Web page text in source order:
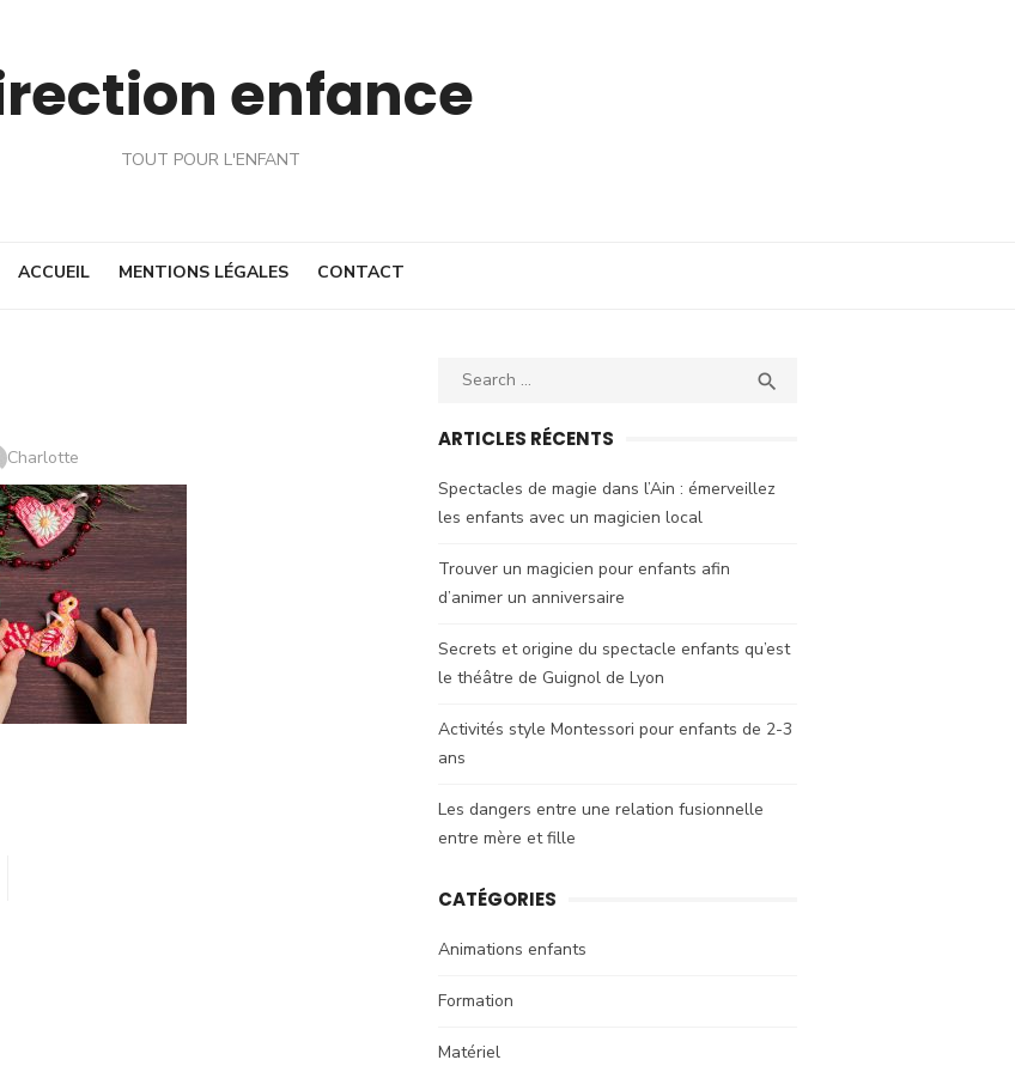
enfance
TOUT POUR L'ENFANT
ACCUEIL MENTIONS LÉGALES CONTACT
Author
Charlotte
Search

ARTICLES RÉCENTS
Spectacles de magie dans l’Ain : émerveillez
les enfants avec un magicien local
Trouver un magicien pour enfants afin
d’animer un anniversaire
Secrets et origine du spectacle enfants qu’est
le théâtre de Guignol de Lyon
Activités style Montessori pour enfants de 2-3
ans
Les dangers entre une relation fusionnelle
entre mère et fille
CATÉGORIES
Animations enfants
Formation
Matériel